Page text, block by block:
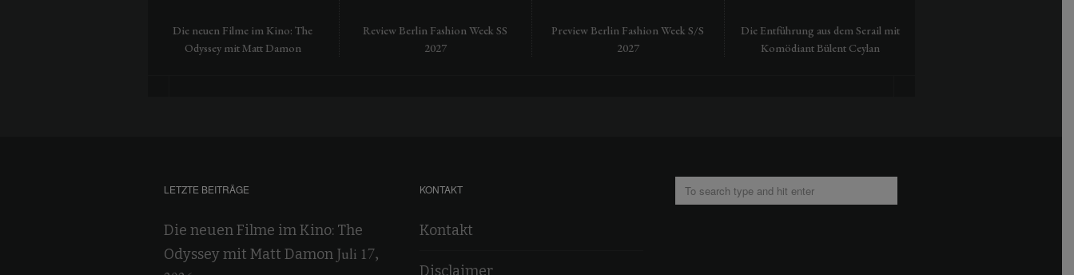
Die neuen Filme im Kino: The
Odyssey mit Matt Damon
Review Berlin Fashion Week SS
2027
Preview Berlin Fashion Week S/S
2027
Die Entführung aus dem Serail mit
Komödiant Bülent Ceylan
LETZTE BEITRÄGE
Die neuen Filme im Kino: The
Odyssey mit Matt Damon Juli 17,
KONTAKT
Kontakt
Disclaimer